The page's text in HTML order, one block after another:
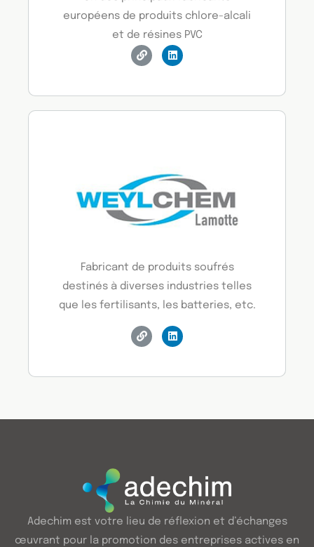
européens de produits chlore-alcali
et de résines PVC
Fabricant de produits soufrés
destinés à diverses industries telles
que les fertilisants, les batteries, etc.
Adechim est votre lieu de réflexion et d’échanges
œuvrant pour la promotion des entreprises actives en